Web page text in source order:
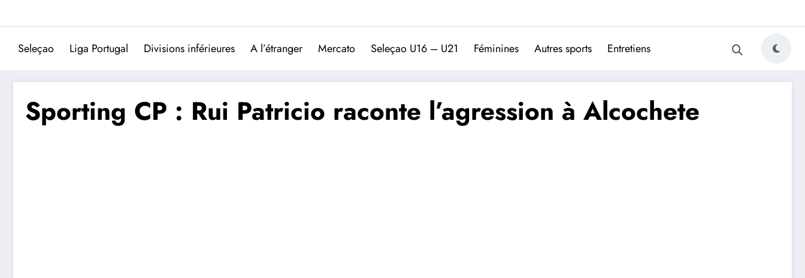
Trivela
L'actualité du football portugais
Seleçao Liga Portugal Divisions inférieures A l’étranger Mercato Seleçao U16 – U21 Féminines Autres sports Entretiens
Sporting CP : Rui Patricio raconte l’agression à Alcochete